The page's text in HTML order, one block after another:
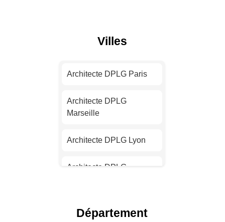
Villes
Architecte DPLG Paris
Architecte DPLG
Marseille
Architecte DPLG Lyon
Architecte DPLG
Architecte DPLG Nice
Département